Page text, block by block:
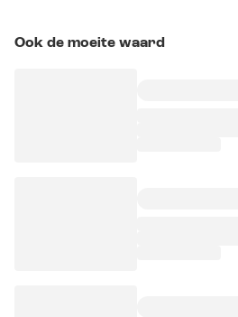
Ook de moeite waard